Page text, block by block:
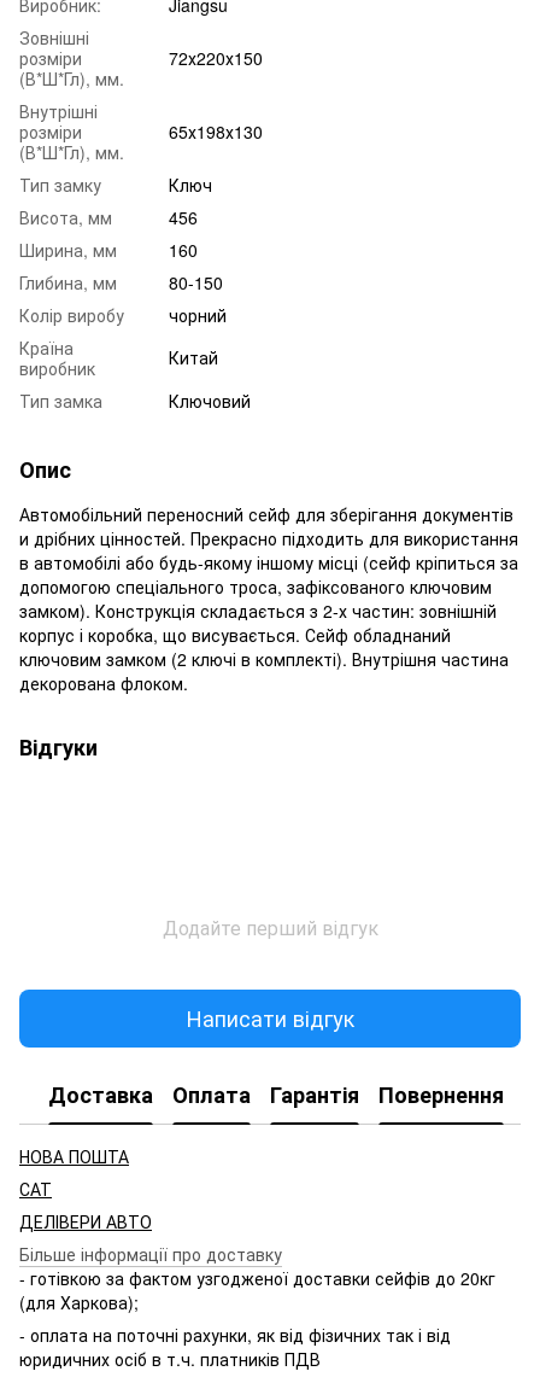
Зовнішні
розміри
(В*Ш*Гл), мм.
72х220х150
Внутрішні
розміри
(В*Ш*Гл), мм.
65х198х130
Тип замку
Ключ
Висота, мм
456
Ширина, мм
160
Глибина, мм
80-150
Колір виробу
чорний
Країна
виробник
Китай
Тип замка
Ключовий
Опис
Автомобільний переносний сейф для зберігання документів
и дрібних цінностей. Прекрасно підходить для використання
в автомобілі або будь-якому іншому місці (сейф кріпиться за
допомогою спеціального троса, зафіксованого ключовим
замком). Конструкція складається з 2-х частин: зовнішній
корпус і коробка, що висувається. Сейф обладнаний
ключовим замком (2 ключі в комплекті). Внутрішня частина
декорована флоком.
Відгуки
Додайте перший відгук
Написати відгук
Доставка Оплата Гарантія Повернення
НОВА ПОШТА
САТ
ДЕЛІВЕРИ АВТО
Більше інформації про доставку
- готівкою за фактом узгодженої доставки сейфів до 20кг
(для Харкова);
- оплата на поточні рахунки, як від фізичних так і від
юридичних осіб в т.ч. платників ПДВ